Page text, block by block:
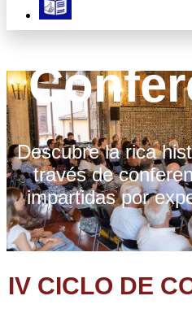
Descubre la rica
través de
impartidas por
IV CICLO DE